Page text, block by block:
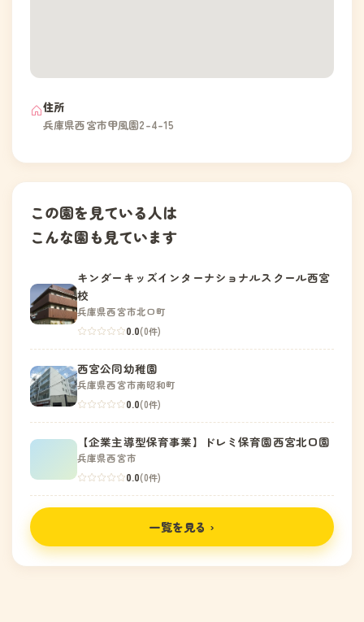
住所
兵庫県西宮市甲風園2-4-15
この園を見ている人は
こんな園も見ています
キンダーキッズインターナショナルスクール西宮
校
兵庫県西宮市北口町
0.0(0件)
西宮公同幼稚園
兵庫県西宮市南昭和町
0.0(0件)
【企業主導型保育事業】ドレミ保育園西宮北口園
兵庫県西宮市
0.0(0件)
一覧を見る ›